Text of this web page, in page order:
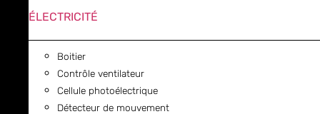
ÉLECTRICITÉ
Boitier
Contrôle ventilateur
Cellule photoélectrique
Détecteur de mouvement